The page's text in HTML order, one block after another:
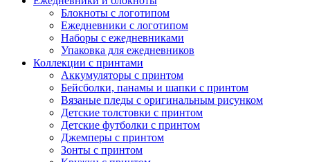
Блокноты с логотипом
Ежедневники с логотипом
Наборы с ежедневниками
Упаковка для ежедневников
Коллекции с принтами
Аккумуляторы с принтом
Бейсболки, панамы и шапки с принтом
Вязаные пледы с оригинальным рисунком
Детские толстовки с принтом
Детские футболки с принтом
Джемперы с принтом
Зонты с принтом